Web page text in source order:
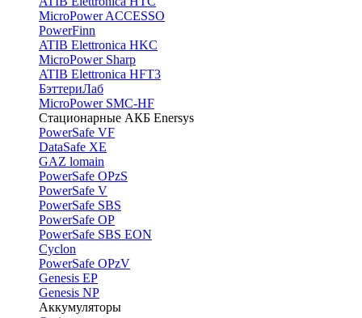
MicroPower ACCESSO
PowerFinn
ATIB Elettronica HKC
MicroPower Sharp
ATIB Elettronica HFT3
БэттериЛаб
MicroPower SMC-HF
Стационарные АКБ Enersys
PowerSafe VF
DataSafe XE
GAZ lomain
PowerSafe OPzS
PowerSafe V
PоwerSafe SBS
PowerSafe OP
PоwerSafe SBS EON
Cyclon
PowerSafe OPzV
Genesis EP
Genesis NP
Аккумуляторы